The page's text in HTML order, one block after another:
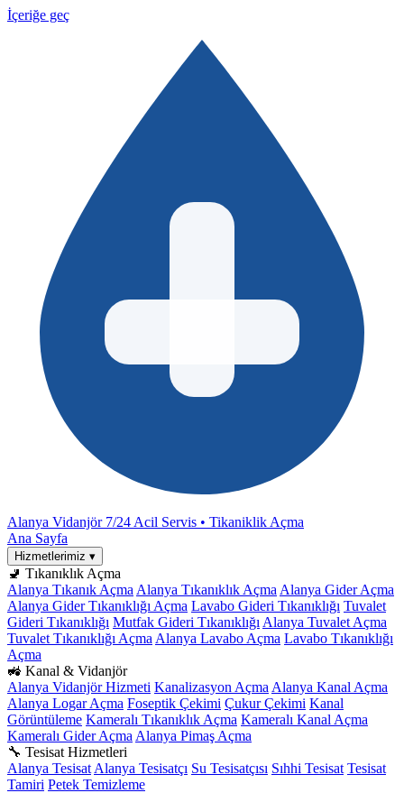
İçeriğe geç
Alanya Vidanjör 7/24 Acil Servis • Tikaniklik Açma
Ana Sayfa
Hizmetlerimiz ▾
🚽 Tıkanıklık Açma
Alanya Tıkanık Açma Alanya Tıkanıklık Açma Alanya Gider Açma
Alanya Gider Tıkanıklığı Açma Lavabo Gideri Tıkanıklığı Tuvalet
Gideri Tıkanıklığı Mutfak Gideri Tıkanıklığı Alanya Tuvalet Açma
Tuvalet Tıkanıklığı Açma Alanya Lavabo Açma Lavabo Tıkanıklığı
Açma
🚜 Kanal & Vidanjör
Alanya Vidanjör Hizmeti Kanalizasyon Açma Alanya Kanal Açma
Alanya Logar Açma Foseptik Çekimi Çukur Çekimi Kanal
Görüntüleme Kameralı Tıkanıklık Açma Kameralı Kanal Açma
Kameralı Gider Açma Alanya Pimaş Açma
🔧 Tesisat Hizmetleri
Alanya Tesisat Alanya Tesisatçı Su Tesisatçısı Sıhhi Tesisat Tesisat
Tamiri Petek Temizleme